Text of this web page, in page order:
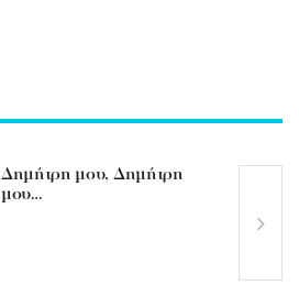
Δημήτρη μου, Δημήτρη
μου…